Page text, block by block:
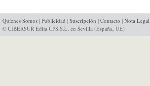
Quienes Somos | Publicidad | Suscripción | Contacto | Nota Legal
© CIBERSUR Edita CPS S.L. en Sevilla (España, UE)